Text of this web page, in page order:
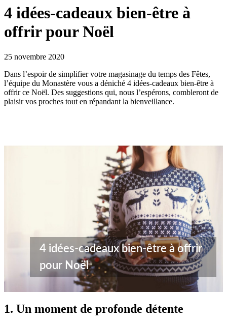
4 idées-cadeaux bien-être à
offrir pour Noël
25 novembre 2020
Dans l’espoir de simplifier votre magasinage du temps des Fêtes,
l’équipe du Monastère vous a déniché 4 idées-cadeaux bien-être à
offrir ce Noël. Des suggestions qui, nous l’espérons, combleront de
plaisir vos proches tout en répandant la bienveillance.
4 idées-cadeaux bien-être à offrir
pour Noël
1. Un moment de profonde détente